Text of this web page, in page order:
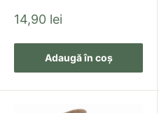
Pret
redus
14,90 lei
Adaugă în coș